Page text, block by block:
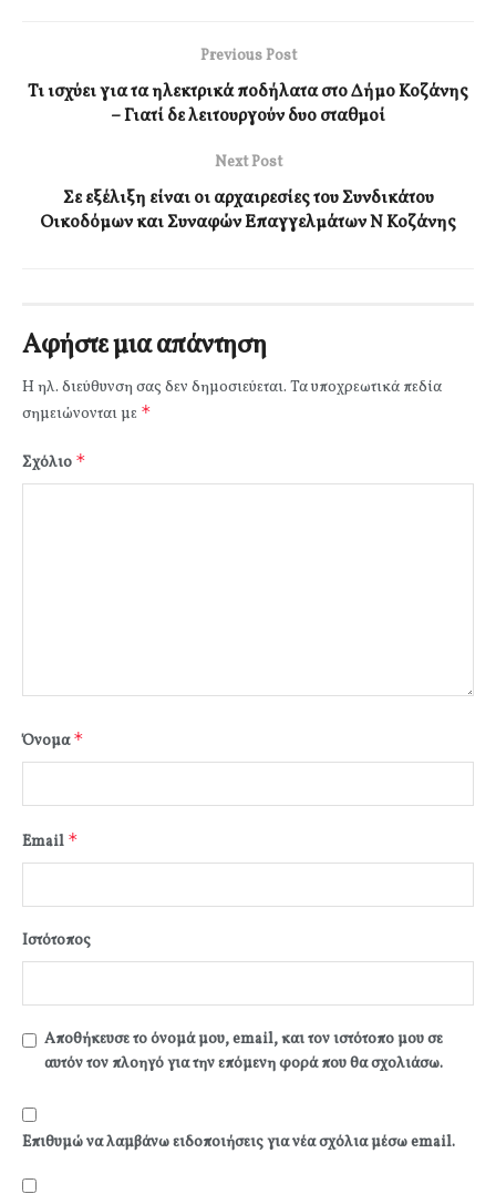
Previous Post
Τι ισχύει για τα ηλεκτρικά ποδήλατα στο Δήμο Κοζάνης
– Γιατί δε λειτουργούν δυο σταθμοί
Next Post
Σε εξέλιξη είναι οι αρχαιρεσίες του Συνδικάτου
Οικοδόμων και Συναφών Επαγγελμάτων Ν Κοζάνης
Αφήστε μια απάντηση
Η ηλ. διεύθυνση σας δεν δημοσιεύεται. Τα υποχρεωτικά πεδία
σημειώνονται με *
Σχόλιο *
Όνομα*
Email *
Ιστότοπος
Αποθήκευσε το όνομά μου, email, και τον ιστότοπο μου σε
αυτόν τον πλοηγό για την επόμενη φορά που θα σχολιάσω.
Επιθυμώ να λαμβάνω ειδοποιήσεις για νέα σχόλια μέσω email.